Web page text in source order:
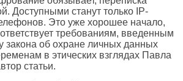
Доступными станут только IP-
Это уже хорошее начало,
требованиям, введенным
закона об охране личных данных
в этических взглядах Павла
статьи.